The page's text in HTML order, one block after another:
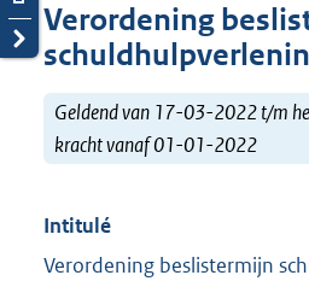
Verordening
Geldend van 17-03-2022 t/m
kracht vanaf 01-01-2022
Intitulé
Verordening beslistermijn